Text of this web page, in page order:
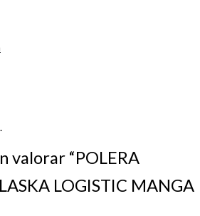
valorar “POLERA
LOGISTIC MANGA